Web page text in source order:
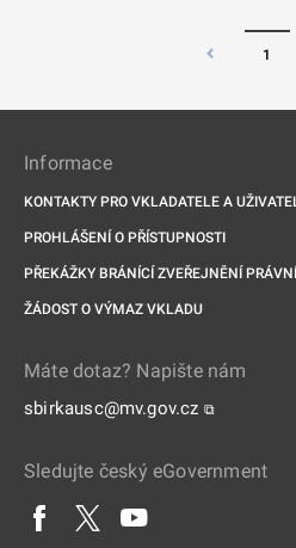
1
Informace
KONTAKTY PRO VKLADATELE A
PROHLÁŠENÍ O PŘÍSTUPNOSTI
PŘEKÁŽKY BRÁNÍCÍ ZVEŘEJNĚNÍ
ŽÁDOST O VÝMAZ VKLADU
Máte dotaz? Napište nám
sbirkausc@mv.gov.cz ⧉
Sledujte český eGovernment